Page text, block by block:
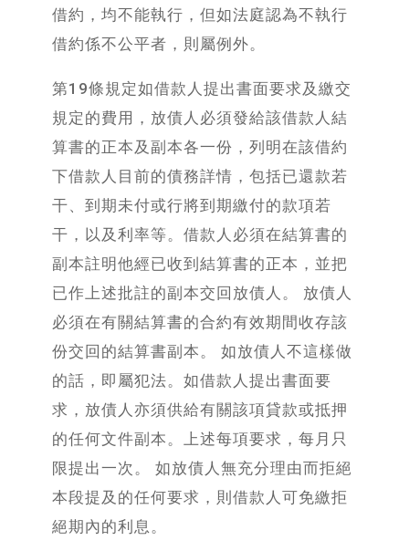
借約，均不能執行，但如法庭認為不執行
借約係不公平者，則屬例外。
第19條規定如借款人提出書面要求及繳交
規定的費用，放債人必須發給該借款人結
算書的正本及副本各一份，列明在該借約
下借款人目前的債務詳情，包括已還款若
干、到期未付或行將到期繳付的款項若
干，以及利率等。借款人必須在結算書的
副本註明他經已收到結算書的正本，並把
已作上述批註的副本交回放債人。 放債人
必須在有關結算書的合約有效期間收存該
份交回的結算書副本。 如放債人不這樣做
的話，即屬犯法。如借款人提出書面要
求，放債人亦須供給有關該項貸款或抵押
的任何文件副本。上述每項要求，每月只
限提出一次。 如放債人無充分理由而拒絕
本段提及的任何要求，則借款人可免繳拒
絕期內的利息。